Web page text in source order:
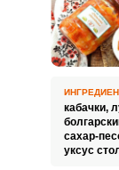
кабачки,
сахар-
уксус